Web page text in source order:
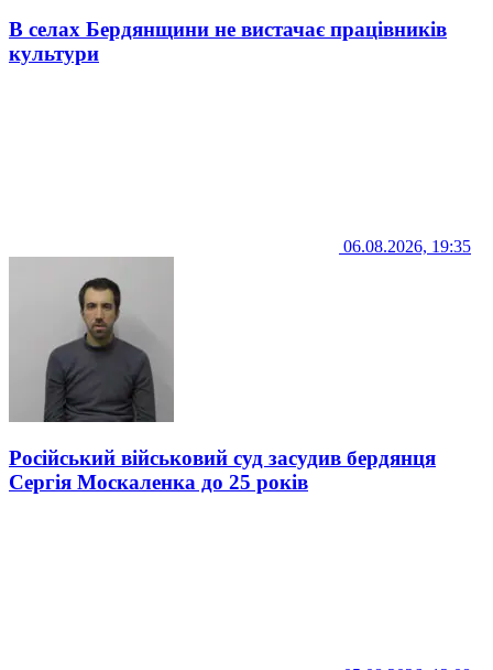
В селах Бердянщини не вистачає працівників
культури
06.08.2026, 19:35
Російський військовий суд засудив бердянця
Сергія Москаленка до 25 років